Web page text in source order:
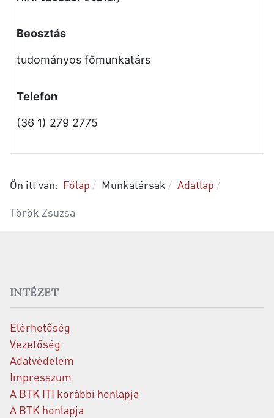
Beosztás
tudományos főmunkatárs
Telefon
(36 1) 279 2775
Ön itt van: Főlap Munkatársak
Adatlap
Török Zsuzsa
INTÉZET
Elérhetőség
Vezetőség
Adatvédelem
Impresszum
A BTK ITI korábbi honlapja
A BTK honlapja